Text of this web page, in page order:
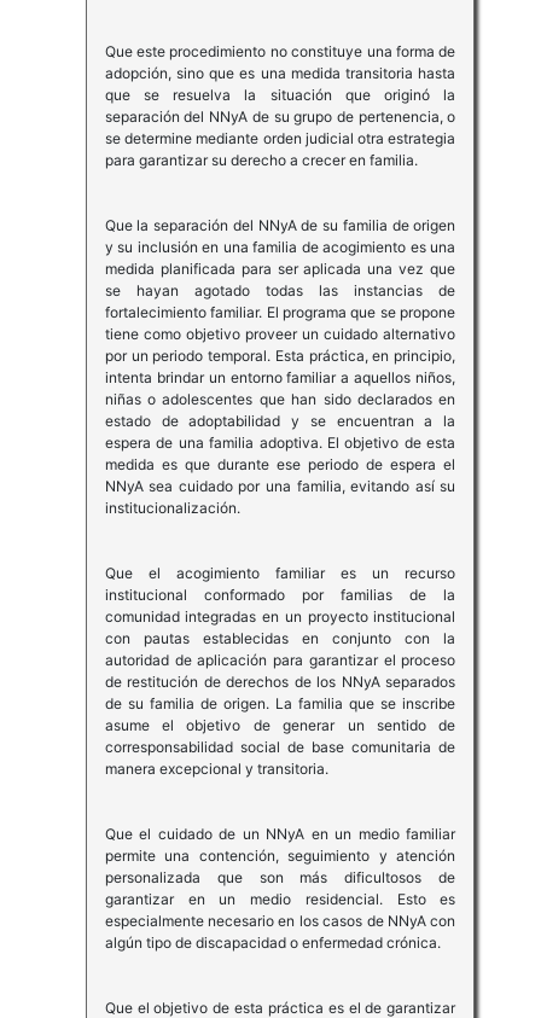
Que este procedimiento no constituye una forma de
adopción, sino que es una medida transitoria hasta
que se resuelva la situación que originó la
separación del NNyA de su grupo de pertenencia, o
se determine mediante orden judicial otra estrategia
para garantizar su derecho a crecer en familia.
Que la separación del NNyA de su familia de origen
y su inclusión en una familia de acogimiento es una
medida planificada para ser aplicada una vez que
se hayan agotado todas las instancias de
fortalecimiento familiar. El programa que se propone
tiene como objetivo proveer un cuidado alternativo
por un periodo temporal. Esta práctica, en principio,
intenta brindar un entorno familiar a aquellos niños,
niñas o adolescentes que han sido declarados en
estado de adoptabilidad y se encuentran a la
espera de una familia adoptiva. El objetivo de esta
medida es que durante ese periodo de espera el
NNyA sea cuidado por una familia, evitando así su
institucionalización.
Que el acogimiento familiar es un recurso
institucional conformado por familias de la
comunidad integradas en un proyecto institucional
con pautas establecidas en conjunto con la
autoridad de aplicación para garantizar el proceso
de restitución de derechos de los NNyA separados
de su familia de origen. La familia que se inscribe
asume el objetivo de generar un sentido de
corresponsabilidad social de base comunitaria de
manera excepcional y transitoria.
Que el cuidado de un NNyA en un medio familiar
permite una contención, seguimiento y atención
personalizada que son más dificultosos de
garantizar en un medio residencial. Esto es
especialmente necesario en los casos de NNyA con
algún tipo de discapacidad o enfermedad crónica.
Que el objetivo de esta práctica es el de garantizar